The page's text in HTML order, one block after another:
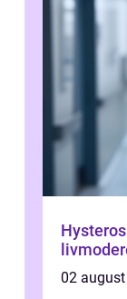
Hysteroskopi
02